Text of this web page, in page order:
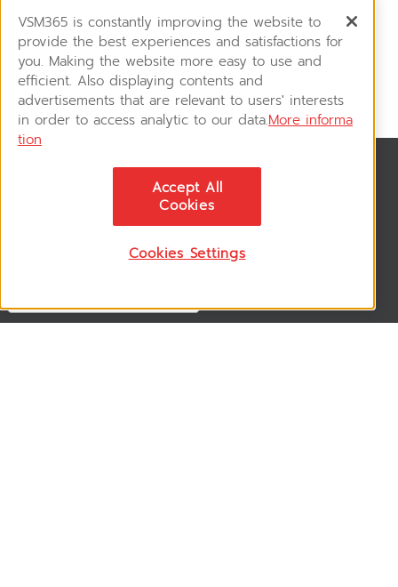
ติดตามอัพเดทข่าวสาร, โปรโมชั่น, สินค้าราคาพิเศษ ได้ก่อนใคร
VSM365 is constantly improving the website to
provide the best experiences and satisfactions for
you. Making the website more easy to use and
efficient. Also displaying contents and
advertisements that are relevant to users' interests
in order to access analytic to our data.More informa
tion
Accept All
Cookies
Cookies Settings